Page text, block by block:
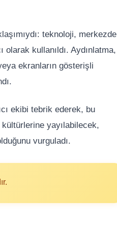
teknoloji, merkezde
kullanıldı. Aydınlatma,
ekranların gösterişli
ekibi tebrik ederek, bu
yayılabilecek,
vurguladı.